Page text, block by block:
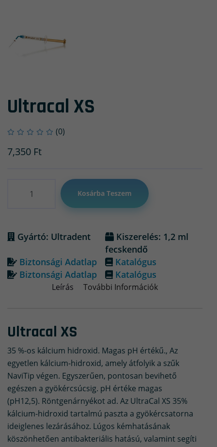
Ultracal XS
(0)
7,350 Ft
Kosárba Teszem
Gyártó: Ultradent
Kiszerelés: 1,2 ml
fecskendő
Biztonsági Adatlap
Katalógus
Biztonsági Adatlap
Katalógus
Leírás További Információk
Ultracal XS
35 %-os kálcium hidroxid. Magas pH értékű., Az
egyetlen kálcium-hidroxid, amely átfolyik a szűk
NaviTip végen. Egyszerűen, pontosan bevihető
egészen a gyökércsúcsig. pH értéke magas
(pH12,5). Röntgenárnyékot ad. Az UltraCal XS 35%
kálcium-hidroxid tartalmú paszta a gyökércsatorna
ideiglenes lezárásához. Lúgos kémhatásának
köszönhetően antibakteriális hatású, valamint segíti